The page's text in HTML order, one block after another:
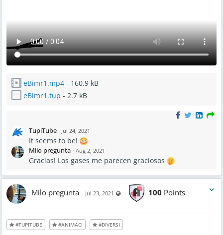
eBimr1.mp4 - 160.9 kB
eBimr1.tup - 2.7 kB
TupiTube · Jul 24, 2021
It seems to be!
Milo pregunta · Aug 2, 2021
Gracias! Los gases me parecen graciosos
Milo pregunta Jul 23, 2021 Visible also to unregistered users
100 Points
#TUPITUBE #ANIMACI #DIVERSI